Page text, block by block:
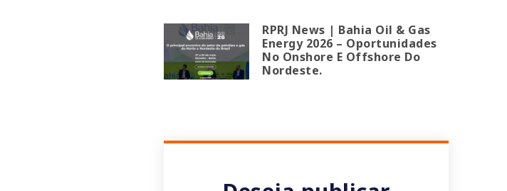
RPRJ News | Bahia Oil & Gas
Energy 2026 – Oportunidades
No Onshore E Offshore Do
Nordeste.